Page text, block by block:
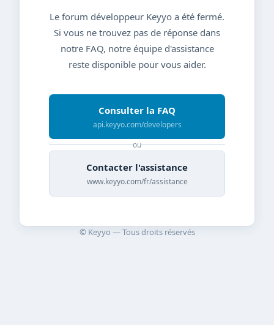
Le forum développeur Keyyo a été fermé.
Si vous ne trouvez pas de réponse dans
notre FAQ, notre équipe d'assistance
reste disponible pour vous aider.
Consulter la FAQ
api.keyyo.com/developers
ou
Contacter l'assistance
www.keyyo.com/fr/assistance
© Keyyo — Tous droits réservés